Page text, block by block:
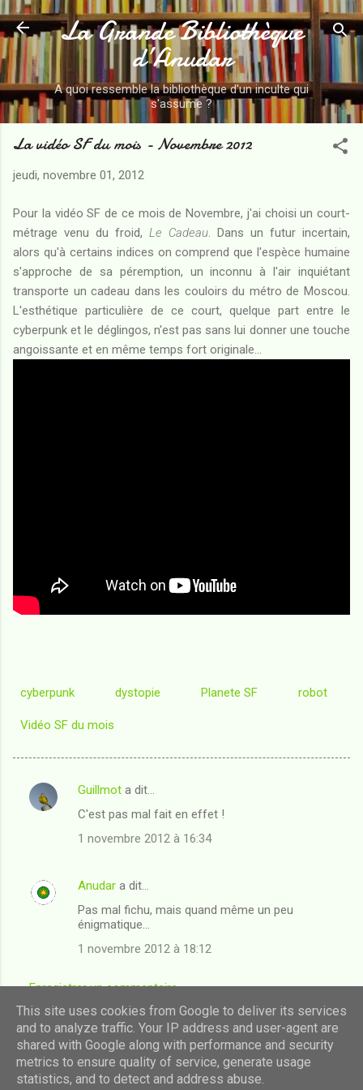
Accéder au contenu principal
La Grande Bibliothèque
d’Anudar
A quoi ressemble la bibliothèque d'un inculte qui
s'assume ?
La vidéo SF du mois - Novembre 2012
jeudi, novembre 01, 2012
Pour la vidéo SF de ce mois de Novembre, j'ai choisi un court-
métrage venu du froid, Le Cadeau . Dans un futur incertain,
alors qu'à certains indices on comprend que l'espèce humaine
s'approche de sa péremption, un inconnu à l'air inquiétant
transporte un cadeau dans les couloirs du métro de Moscou.
L'esthétique particulière de ce court, quelque part entre le
cyberpunk et le déglingos, n'est pas sans lui donner une touche
angoissante et en même temps fort originale...
cyberpunk dystopie Planete SF robot
Vidéo SF du mois
C
e
i
r
e
s
Guillmot a dit…
C'est pas mal fait en effet !
1 novembre 2012 à 16:34
Anudar a dit…
Pas mal fichu, mais quand même un peu
énigmatique...
1 novembre 2012 à 18:12
Enregistrer un commentaire
Fourni par Blogger
This site uses cookies from Google to deliver its services
and to analyze traffic. Your IP address and user-agent are
shared with Google along with performance and security
metrics to ensure quality of service, generate usage
statistics, and to detect and address abuse.